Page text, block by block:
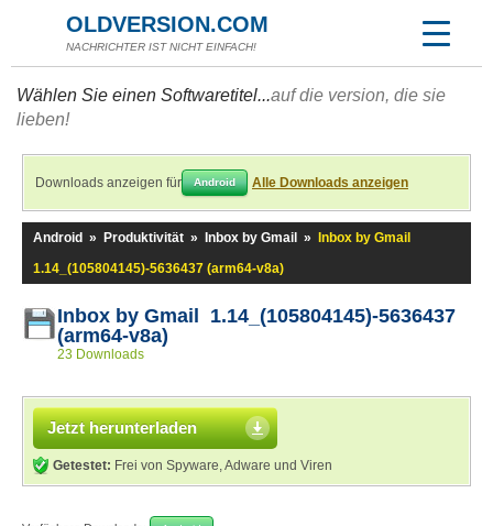
OLDVERSION.COM
NACHRICHTER IST NICHT EINFACH!
Wählen Sie einen Softwaretitel...auf die version, die sie
lieben!
Downloads anzeigen für Android Alle Downloads anzeigen
Android » Produktivität » Inbox by Gmail »
Inbox by Gmail
1.14_(105804145)-5636437 (arm64-v8a)
Inbox by Gmail 1.14_(105804145)-5636437
(arm64-v8a)
23 Downloads
Jetzt herunterladen
Getestet: Frei von Spyware, Adware und Viren